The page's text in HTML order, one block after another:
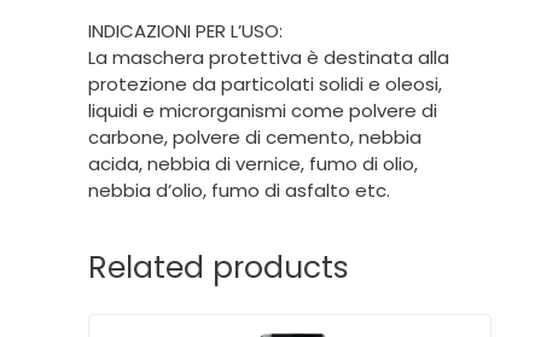
INDICAZIONI PER L’USO:
La maschera protettiva è destinata alla
protezione da particolati solidi e oleosi,
liquidi e microrganismi come polvere di
carbone, polvere di cemento, nebbia
acida, nebbia di vernice, fumo di olio,
nebbia d’olio, fumo di asfalto etc.
Related products